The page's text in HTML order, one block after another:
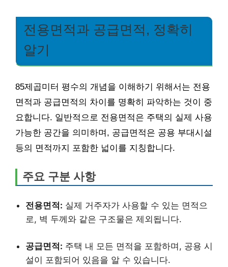
전용면적과 공급면적, 정확히
알기
85제곱미터 평수의 개념을 이해하기 위해서는 전용
면적과 공급면적의 차이를 명확히 파악하는 것이 중
요합니다. 일반적으로 전용면적은 주택의 실제 사용
가능한 공간을 의미하며, 공급면적은 공용 부대시설
등의 면적까지 포함한 넓이를 지칭합니다.
주요 구분 사항
전용면적: 실제 거주자가 사용할 수 있는 면적으
로, 벽 두께와 같은 구조물은 제외됩니다.
공급면적: 주택 내 모든 면적을 포함하며, 공용 시
설이 포함되어 있음을 알 수 있습니다.